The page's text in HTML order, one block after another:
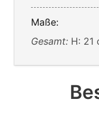
Maße:
Gesamt: H: 21